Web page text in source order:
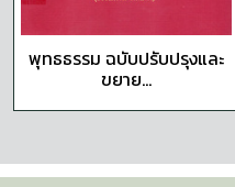
พุทธธรรม ฉบับปรับปรุงและ
ขยาย...